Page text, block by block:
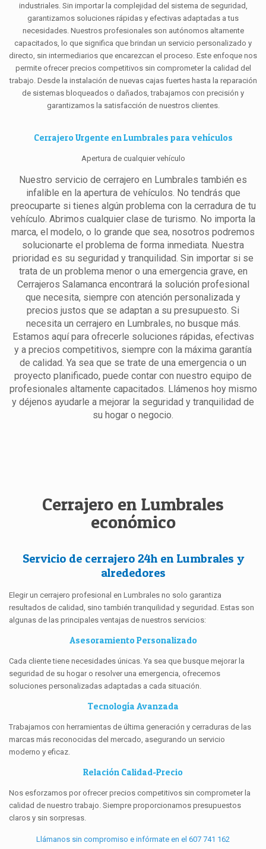
industriales. Sin importar la complejidad del sistema de seguridad,
garantizamos soluciones rápidas y efectivas adaptadas a tus
necesidades. Nuestros profesionales son autónomos altamente
capacitados, lo que significa que brindan un servicio personalizado y
directo, sin intermediarios que encarezcan el proceso. Este enfoque nos
permite ofrecer precios competitivos sin comprometer la calidad del
trabajo. Desde la instalación de nuevas cajas fuertes hasta la reparación
de sistemas bloqueados o dañados, trabajamos con precisión y
garantizamos la satisfacción de nuestros clientes.
Cerrajero Urgente en Lumbrales para vehículos
Apertura de cualquier vehículo
Nuestro servicio de cerrajero en Lumbrales también es
infalible en la apertura de vehículos. No tendrás que
preocuparte si tienes algún problema con la cerradura de tu
vehículo. Abrimos cualquier clase de turismo. No importa la
marca, el modelo, o lo grande que sea, nosotros podremos
solucionarte el problema de forma inmediata. Nuestra
prioridad es su seguridad y tranquilidad. Sin importar si se
trata de un problema menor o una emergencia grave, en
Cerrajeros Salamanca encontrará la solución profesional
que necesita, siempre con atención personalizada y
precios justos que se adaptan a su presupuesto. Si
necesita un cerrajero en Lumbrales, no busque más.
Estamos aquí para ofrecerle soluciones rápidas, efectivas
y a precios competitivos, siempre con la máxima garantía
de calidad. Ya sea que se trate de una emergencia o un
proyecto planificado, puede contar con nuestro equipo de
profesionales altamente capacitados. Llámenos hoy mismo
y déjenos ayudarle a mejorar la seguridad y tranquilidad de
su hogar o negocio.
Cerrajero en Lumbrales
económico
Servicio de cerrajero 24h en Lumbrales y
alrededores
Elegir un cerrajero profesional en Lumbrales no solo garantiza
resultados de calidad, sino también tranquilidad y seguridad. Estas son
algunas de las principales ventajas de nuestros servicios:
Asesoramiento Personalizado
Cada cliente tiene necesidades únicas. Ya sea que busque mejorar la
seguridad de su hogar o resolver una emergencia, ofrecemos
soluciones personalizadas adaptadas a cada situación.
Tecnología Avanzada
Trabajamos con herramientas de última generación y cerraduras de las
marcas más reconocidas del mercado, asegurando un servicio
moderno y eficaz.
Relación Calidad-Precio
Nos esforzamos por ofrecer precios competitivos sin comprometer la
calidad de nuestro trabajo. Siempre proporcionamos presupuestos
claros y sin sorpresas.
Llámanos sin compromiso e infórmate en el 607 741 162